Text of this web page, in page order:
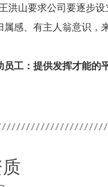
山要求公司要逐步
感、有主人翁意识，
工：提供发挥才能的